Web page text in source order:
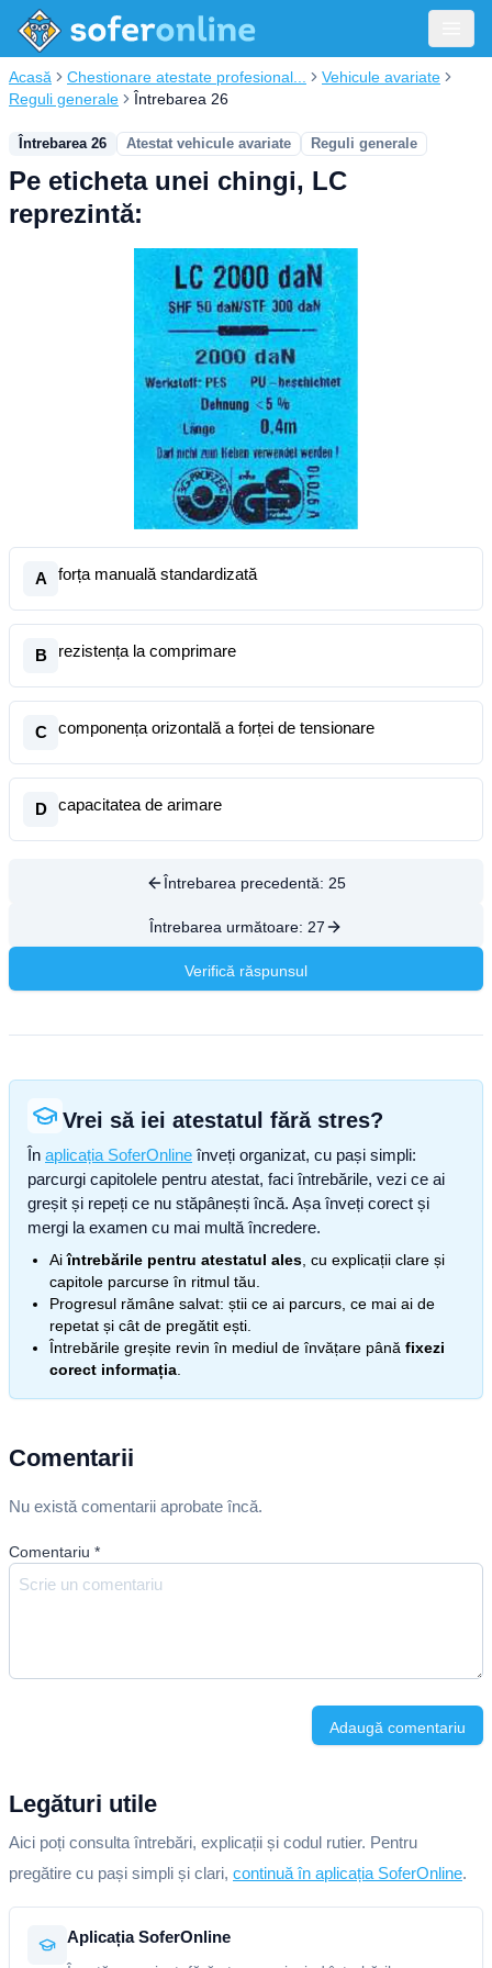
Acasă Chestionare atestate profesional...
Vehicule avariate
Reguli generale
Întrebarea 26
Întrebarea 26 Atestat vehicule avariate Reguli generale
Pe eticheta unei chingi, LC
reprezintă:
A forța manuală standardizată
B rezistența la comprimare
C componența orizontală a forței de tensionare
D capacitatea de arimare
Întrebarea precedentă: 25
Întrebarea următoare: 27
Verifică răspunsul
Vrei să iei atestatul fără stres?
În aplicația SoferOnline înveți organizat, cu pași simpli:
parcurgi capitolele pentru atestat, faci întrebările, vezi ce ai
greșit și repeți ce nu stăpânești încă. Așa înveți corect și
mergi la examen cu mai multă încredere.
Aiîntrebările pentru atestatul ales , cu explicații clare și
capitole parcurse în ritmul tău.
Progresul rămâne salvat: știi ce ai parcurs, ce mai ai de
repetat și cât de pregătit ești.
Întrebările greșite revin în mediul de învățare până fixezi
corect informația
Comentarii
Nu există comentarii aprobate încă.
Comentariu *
Adaugă comentariu
Legături utile
Aici poți consulta întrebări, explicații și codul rutier. Pentru
pregătire cu pași simpli și clari, continuă în aplicația SoferOnline.
Aplicația SoferOnline